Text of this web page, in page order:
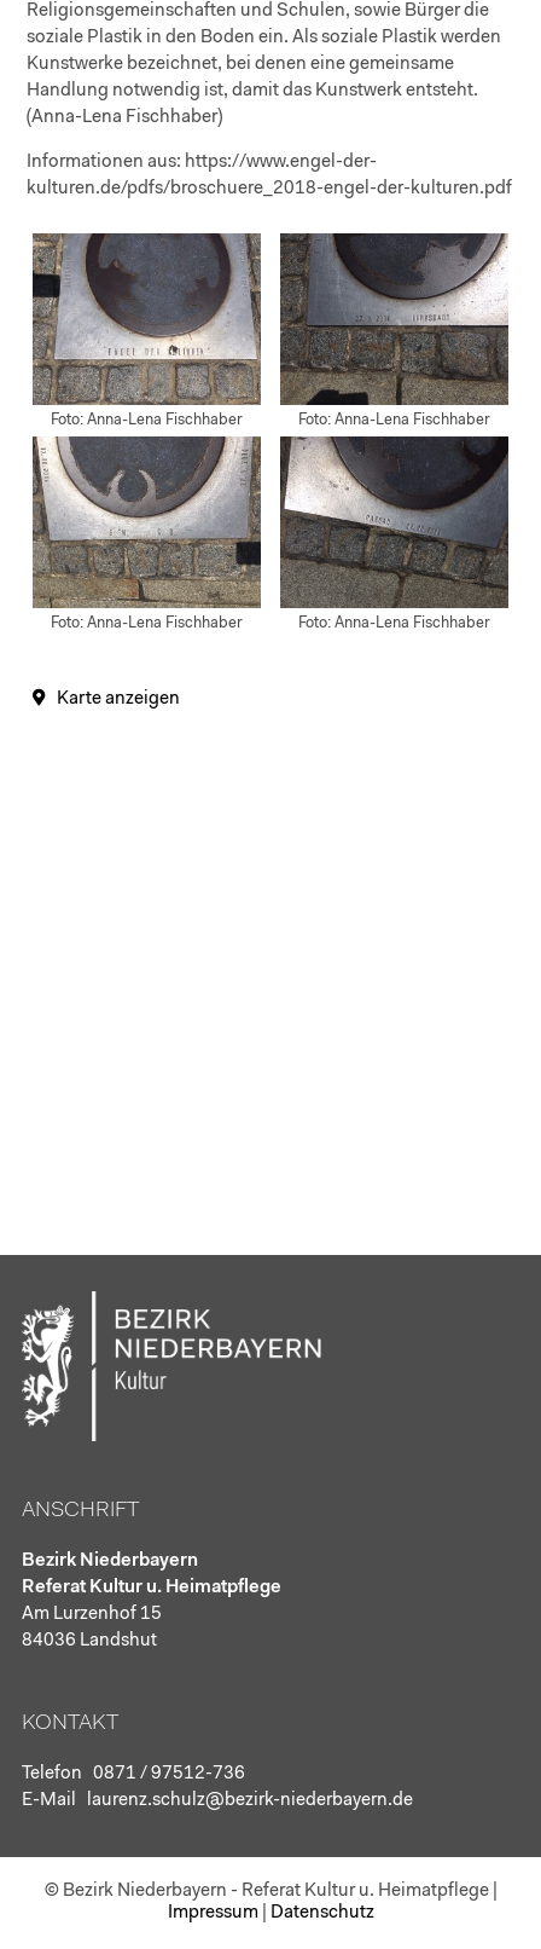
Religionsgemeinschaften und Schulen, sowie Bürger die
soziale Plastik in den Boden ein. Als soziale Plastik werden
Kunstwerke bezeichnet, bei denen eine gemeinsame
Handlung notwendig ist, damit das Kunstwerk entsteht.
(Anna-Lena Fischhaber)
Informationen aus: https://www.engel-der-
kulturen.de/pdfs/broschuere_2018-engel-der-kulturen.pdf
Foto: Anna-Lena Fischhaber Foto: Anna-Lena Fischhaber
Foto: Anna-Lena Fischhaber Foto: Anna-Lena Fischhaber
Karte anzeigen
ANSCHRIFT
Bezirk Niederbayern
Referat Kultur u. Heimatpflege
Am Lurzenhof 15
84036 Landshut
KONTAKT
Telefon 0871 / 97512-736
E-Mail laurenz.schulz@bezirk-niederbayern.de
© Bezirk Niederbayern - Referat Kultur u. Heimatpflege|
Impressum| Datenschutz